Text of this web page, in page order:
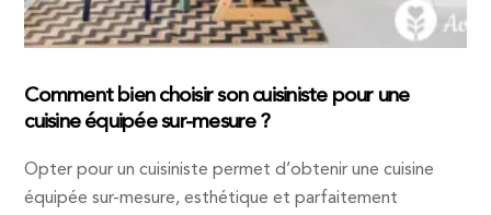
Comment bien choisir son cuisiniste pour une
cuisine équipée sur-mesure ?
Opter pour un cuisiniste permet d’obtenir une cuisine
équipée sur-mesure, esthétique et parfaitement